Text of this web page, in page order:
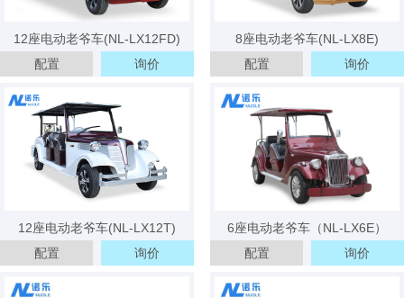
12座电动老爷车(NL-LX12FD)
配置
询价
8座电动老爷车(NL-LX8E)
配置
询价
12座电动老爷车(NL-LX12T)
配置
询价
6座电动老爷车（NL-LX6E）
配置
询价